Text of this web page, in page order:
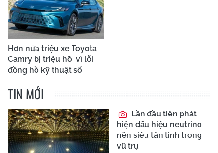
Hơn nửa triệu xe Toyota
Camry bị triệu hồi vì lỗi
đồng hồ kỹ thuật số
TIN MỚI
Lần đầu tiên phát
hiện dấu hiệu neutrino
nền siêu tân tinh trong
vũ trụ